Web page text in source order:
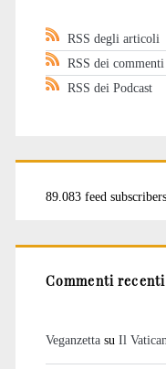
RSS degli articoli
RSS dei commenti
RSS dei Podcast
89.083 feed subscribers
Commenti recenti
Veganzettasu Il